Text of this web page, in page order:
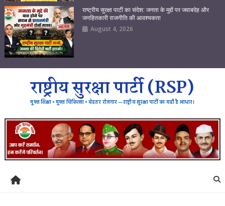
राष्ट्रीय सुरक्षा पार्टी का संदेश: जनता के मुद्दों पर जवाबदेह और
जनहितकारी राजनीति की आवश्यकता
August 4, 2026
राष्ट्रीय सुरक्षा पार्टी (RSP)
मुफ्त शिक्षा • मुफ्त चिकित्सा • बेहतर रोजगार — राष्ट्रीय सुरक्षा पार्टी का यही है आधार।